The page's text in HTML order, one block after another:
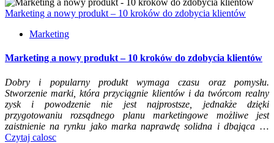
Marketing a nowy produkt – 10 kroków do zdobycia klientów
Marketing
Marketing a nowy produkt – 10 kroków do zdobycia klientów
Dobry i popularny produkt wymaga czasu oraz pomysłu.
Stworzenie marki, która przyciągnie klientów i da twórcom realny
zysk i powodzenie nie jest najprostsze, jednakże dzięki
przygotowaniu rozsądnego planu marketingowe możliwe jest
zaistnienie na rynku jako marka naprawdę solidna i dbająca …
Czytaj calosc